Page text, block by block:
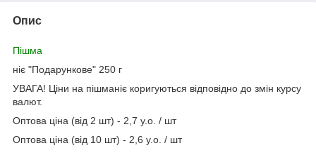
Опис
Пішма
ніє "Подарункове" 250 г
УВАГА! Ціни на пішманіє коригуються відповідно до змін курсу
валют.
Оптова ціна (від 2 шт) - 2,7 у.о. / шт
Оптова ціна (від 10 шт) - 2,6 у.о. / шт